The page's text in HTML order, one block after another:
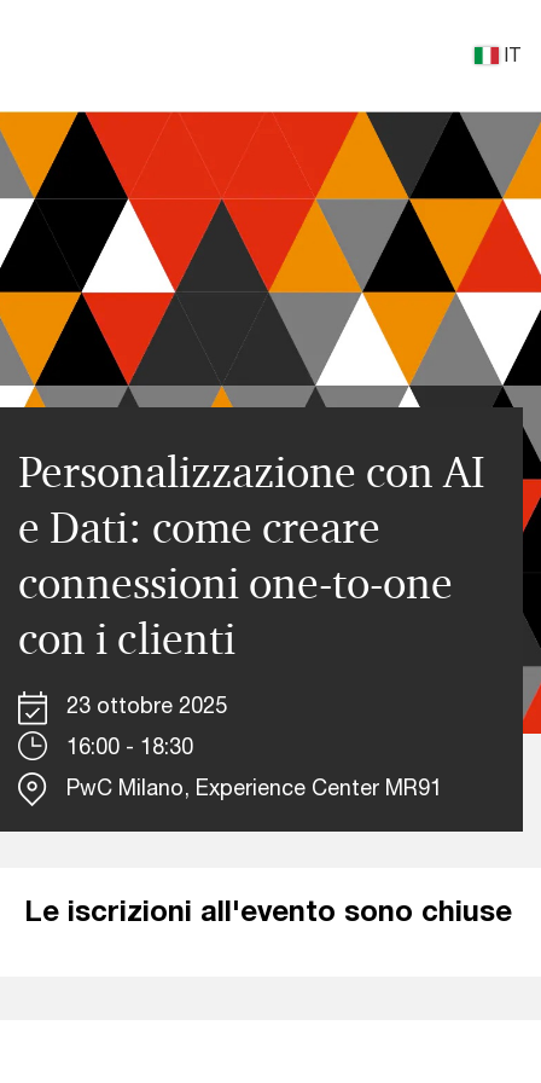
IT
Personalizzazione con AI
e Dati: come creare
connessioni one-to-one
con i clienti
23 ottobre 2025
16:00 - 18:30
PwC Milano, Experience Center MR91
Le iscrizioni all'evento sono chiuse